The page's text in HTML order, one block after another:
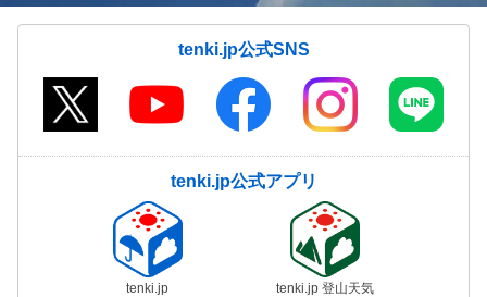
tenki.jp公式SNS
tenki.jp公式アプリ
tenki.jp tenki.jp 登山天気